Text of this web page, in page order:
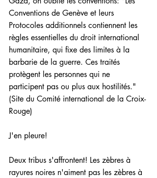
Conventions de Genève et leurs
Protocoles additionnels contiennent les
règles essentielles du droit international
humanitaire, qui fixe des limites à la
barbarie de la guerre. Ces traités
protègent les personnes qui ne
participent pas ou plus aux hostilités."
(Site du Comité international de la Croix-
Rouge)
J'en pleure!
Deux tribus s'affrontent! Les zèbres à
rayures noires n'aiment pas les zèbres à